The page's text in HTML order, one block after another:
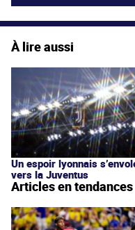
À lire aussi
Un espoir lyonnais
vers la Juventus
Articles en tendances